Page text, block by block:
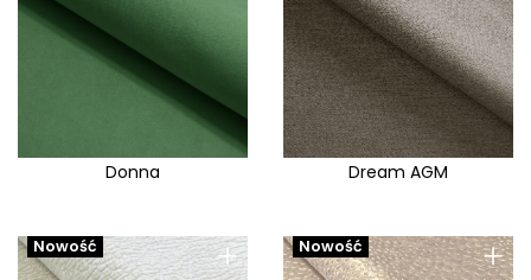
Donna Dream AGM
+
Nowość +
Nowość